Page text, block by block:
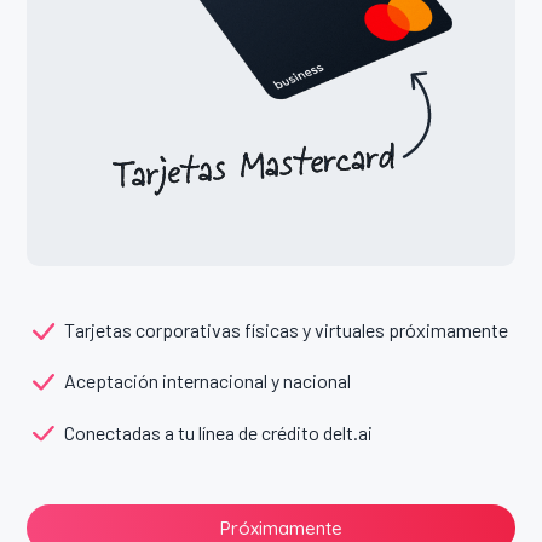
Tarjetas corporativas físicas y virtuales próximamente
Aceptación internacional y nacional
Conectadas a tu línea de crédito delt.ai
Próximamente